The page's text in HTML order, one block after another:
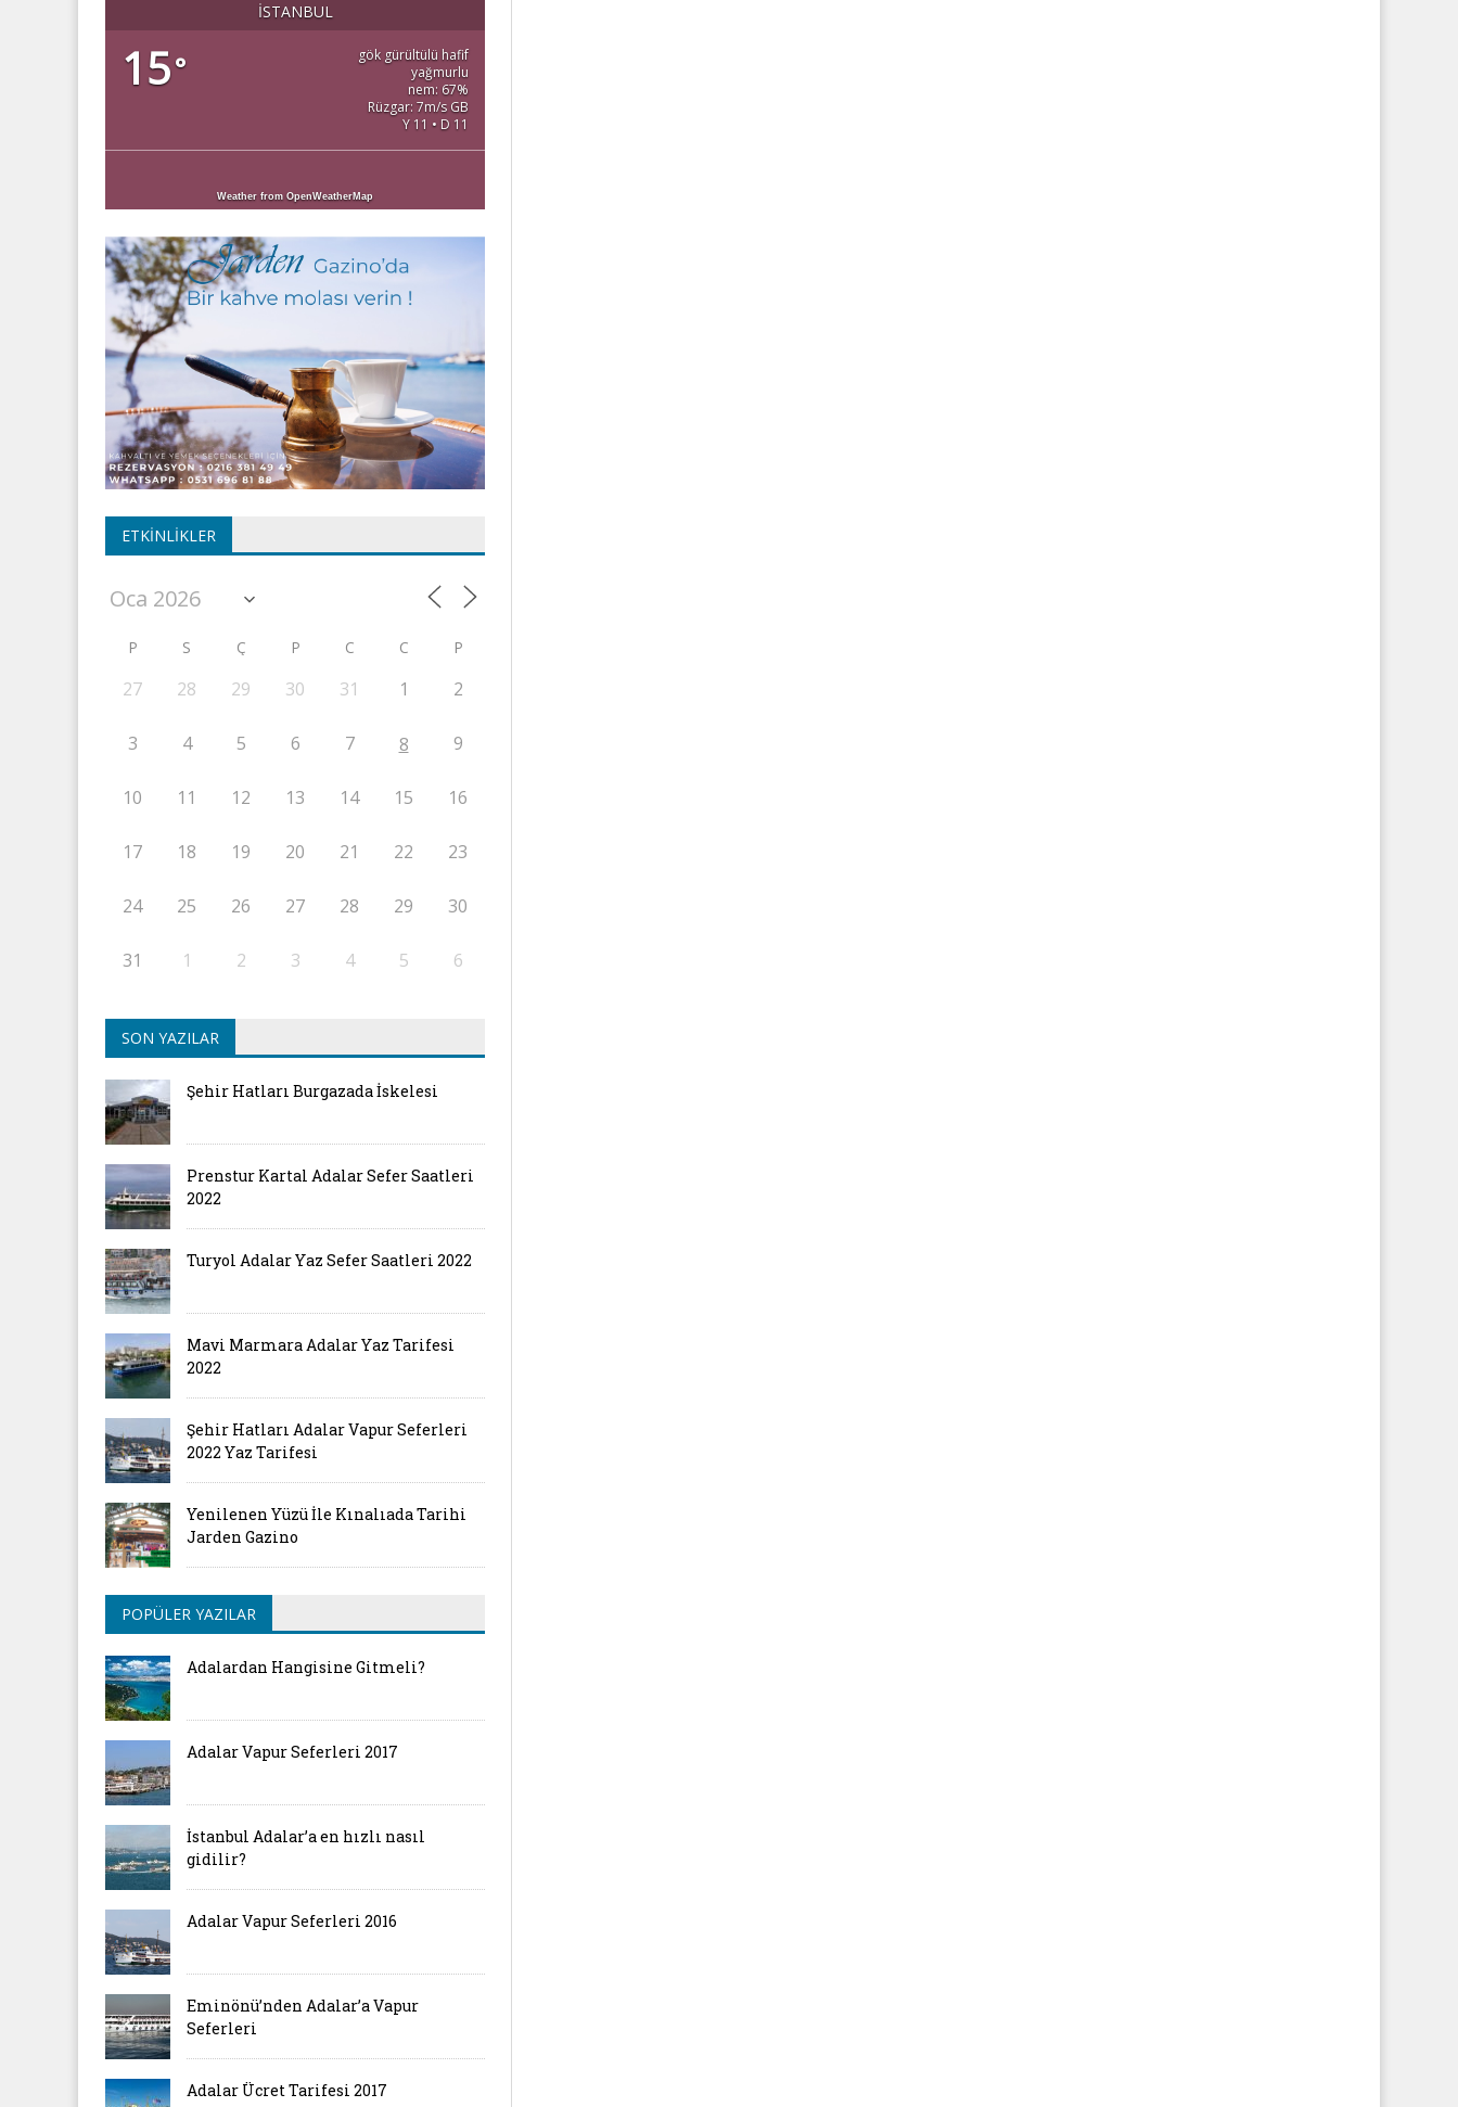
İSTANBUL
15°
gök gürültülü hafif
yağmurlu
nem: 67%
Rüzgar: 7m/s GB
Y 11 • D 11
Weather from OpenWeatherMap
ETKINLIKLER
P S Ç P C C P
27 28 29 30 31 1 2
3 4 5 6 7 8 9
10 11 12 13 14 15 16
17 18 19 20 21 22 23
24 25 26 27 28 29 30
31 1 2 3 4 5 6
SON YAZILAR
Şehir Hatları Burgazada İskelesi
Prenstur Kartal Adalar Sefer Saatleri
2022
Turyol Adalar Yaz Sefer Saatleri 2022
Mavi Marmara Adalar Yaz Tarifesi
2022
Şehir Hatları Adalar Vapur Seferleri
2022 Yaz Tarifesi
Yenilenen Yüzü İle Kınalıada Tarihi
Jarden Gazino
POPÜLER YAZILAR
Adalardan Hangisine Gitmeli?
Adalar Vapur Seferleri 2017
İstanbul Adalar’a en hızlı nasıl
gidilir?
Adalar Vapur Seferleri 2016
Eminönü’nden Adalar’a Vapur
Seferleri
Adalar Ücret Tarifesi 2017